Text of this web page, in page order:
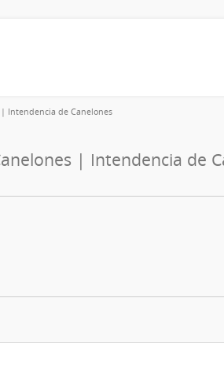
Intendencia de Canelones
| Intendencia de